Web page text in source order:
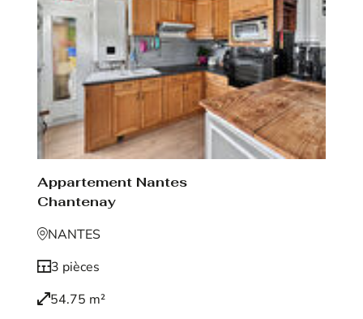
Appartement Nantes
Chantenay
NANTES
3 pièces
54.75 m²